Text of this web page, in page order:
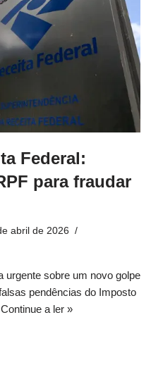
Federal:
para fraudar
abril de 2026
urgente sobre um novo golpe
pendências do Imposto
Continue a ler »